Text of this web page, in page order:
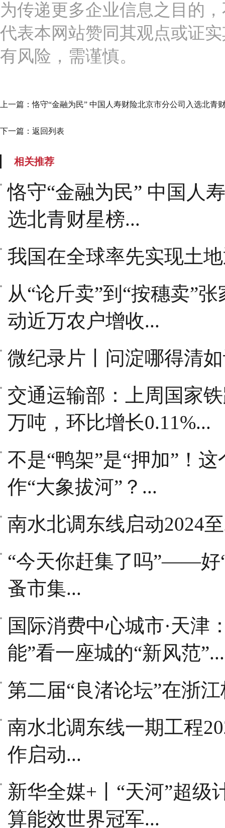
为传递更多企业信息之目的
代表本网站赞同其观点或证
有风险，需谨慎。
上一篇：恪守“金融为民” 中国人寿财险北京市分公司入选北青
下一篇： 返回列表
相关推荐
恪守“金融为民” 中国人
选北青财星榜...
我国在全球率先实现土
从“论斤卖”到“按穗卖”
动近万农户增收...
微纪录片丨问淀哪得清
交通运输部：上周国家
万吨，环比增长0.11%...
不是“鸭架”是“押加”！
作“大象拔河”？...
南水北调东线启动2024
“今天你赶集了吗”——好
蚤市集...
国际消费中心城市·天津
能”看一座城的“新风范”...
第二届“良渚论坛”在浙
南水北调东线一期工程
作启动...
新华全媒+丨“天河”超级
算能效世界冠军...